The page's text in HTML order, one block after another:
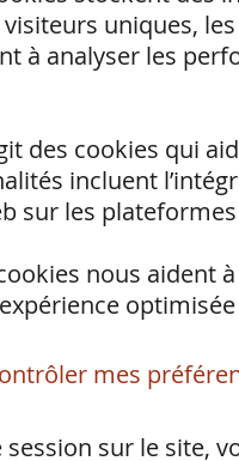
uniques,
à analyser les
des cookies qui
incluent
sur les
nous aident
mes
sur le site,